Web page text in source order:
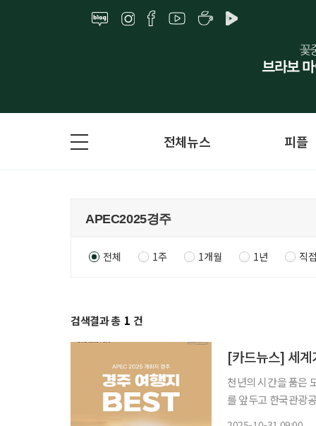
전체뉴스 피플
전체 1주 1개월 1년 직
검색결과 총 1 건
[카드뉴스] 세
천년의 시간을 품은
를 앞두고 한국관광